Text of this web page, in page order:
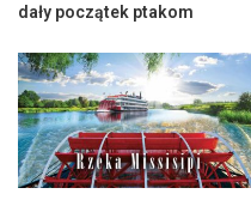
dały początek ptakom